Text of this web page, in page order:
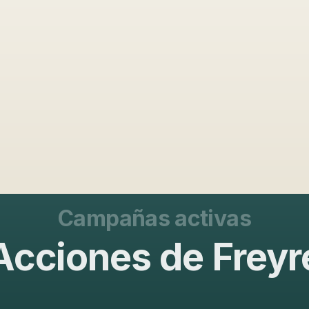
Campañas activas
de